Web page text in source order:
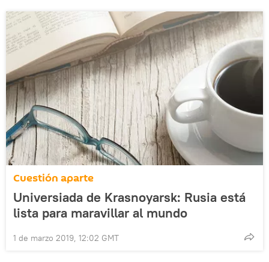
Cuestión aparte
Universiada de Krasnoyarsk: Rusia está
lista para maravillar al mundo
1 de marzo 2019, 12:02 GMT